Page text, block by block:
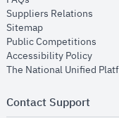
Suppliers Relations
Sitemapopens in new
Public Competitions
Accessibility Policy
The National Unified
Contact Support